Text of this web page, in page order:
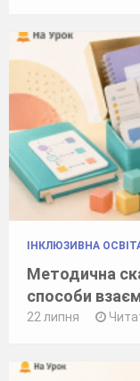
ІНКЛЮЗИВНА
Методична
способи
22 липня